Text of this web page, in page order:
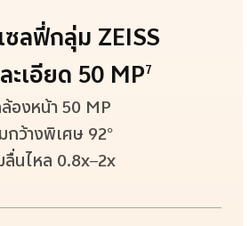
ลฟี่กลุ่ม ZEISS
ะเอียด 50 MP7
องหน้า 50 MP
กว้างพิเศษ 92°
ลื่นไหล 0.8x–2x